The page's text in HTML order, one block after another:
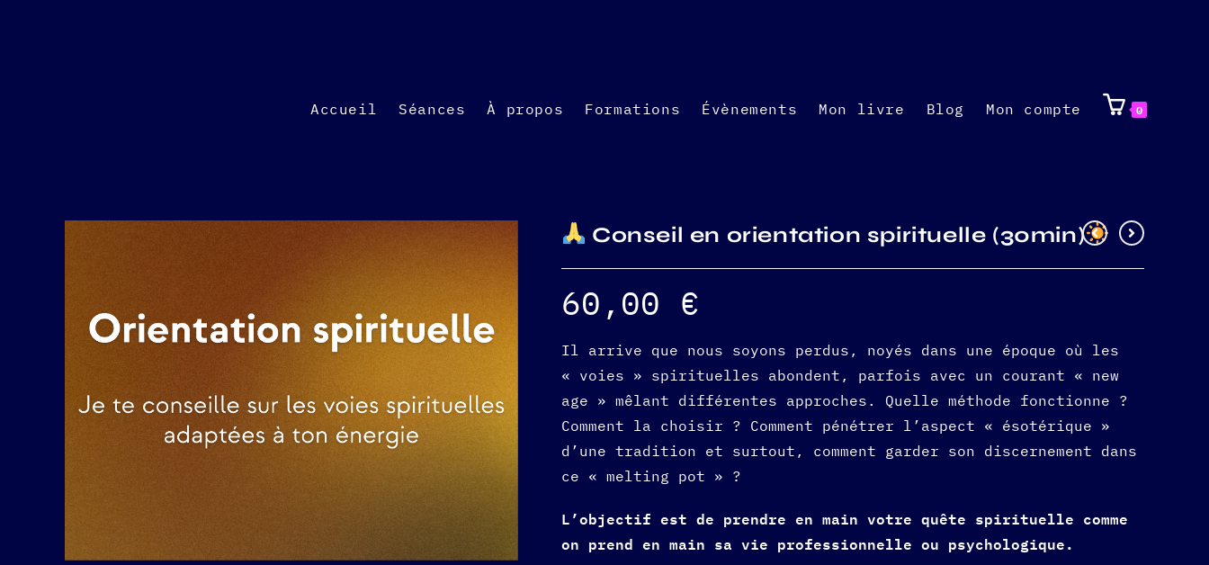
Accueil Séances À propos Formations Évènements Mon livre Blog Mon compte 0
Conseil en orientation spirituelle (30min)
60,00 €
Il arrive que nous soyons perdus, noyés dans une époque où les
« voies » spirituelles abondent, parfois avec un courant « new
age » mêlant différentes approches. Quelle méthode fonctionne ?
Comment la choisir ? Comment pénétrer l’aspect « ésotérique »
d’une tradition et surtout, comment garder son discernement dans
ce « melting pot » ?
L’objectif est de prendre en main votre quête spirituelle comme
on prend en main sa vie professionnelle ou psychologique.